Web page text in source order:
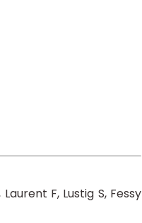
Laurent F Lustig S Fessy